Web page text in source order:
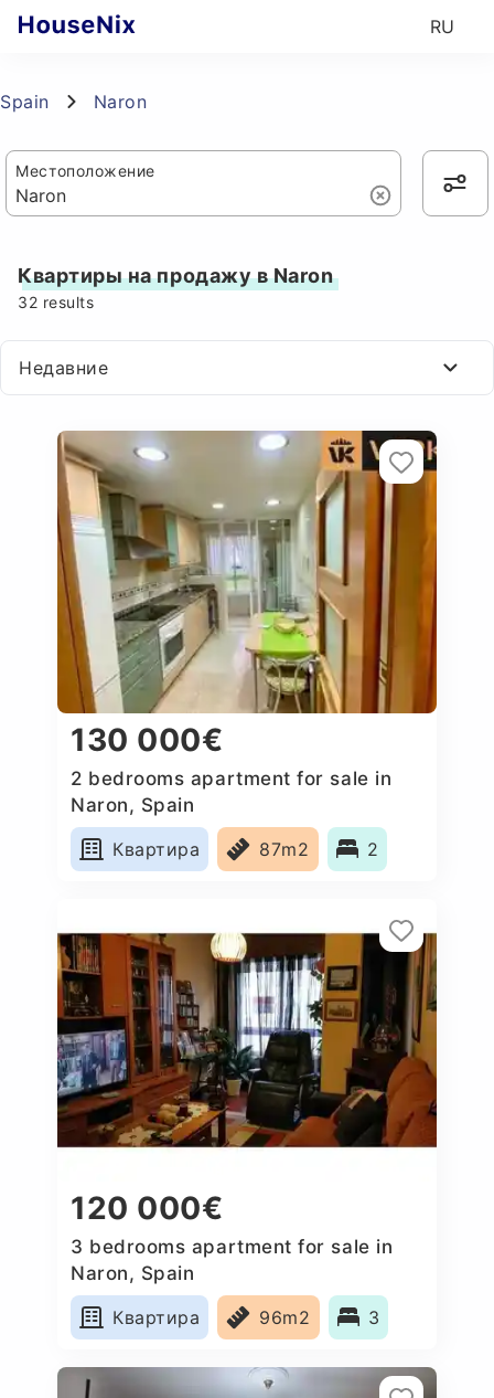
RU
Spain Naron
Местоположение
Квартиры на продажу в Naron
32 results
Недавние
130 000€
2 bedrooms apartment for sale in
Naron, Spain
Квартира
87m2 2
120 000€
3 bedrooms apartment for sale in
Naron, Spain
Квартира
96m2 3